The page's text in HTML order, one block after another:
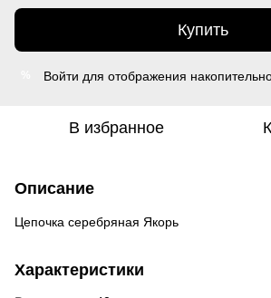
Купить
Войти для отображения
В избранное
Описание
Цепочка серебряная Якорь
Характеристики